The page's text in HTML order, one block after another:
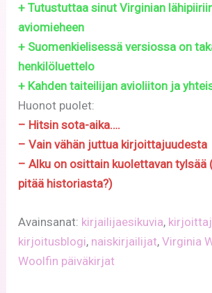
+ Tutustuttaa sinut Virginian
aviomieheen
+ Suomenkielisessä versiossa on
henkilöluettelo
+ Kahden taiteilijan avioliiton ja
Huonot puolet:
– Hitsin sota-aika….
– Vain vähän juttua kirjoittajuudesta
– Alku on osittain kuolettavan tylsää
pitää historiasta?)
Avainsanat: kirjailijaesikuvia,
kirjoitusblogi, naiskirjailijat, Virginia
Woolfin päiväkirjat